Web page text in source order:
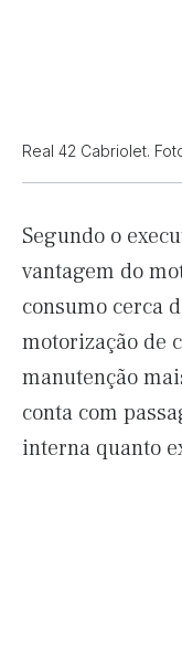
Real 42 Cabriolet.
Segundo o
vantagem do
consumo cerca
motorização de
manutenção
conta com
interna quanto